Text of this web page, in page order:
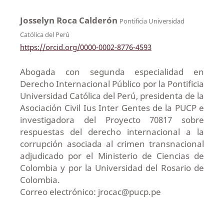
Josselyn Roca Calderón Pontificia Universidad
Católica del Perú
https://orcid.org/0000-0002-8776-4593
Abogada con segunda especialidad en
Derecho Internacional Público por la Pontificia
Universidad Católica del Perú, presidenta de la
Asociación Civil Ius Inter Gentes de la PUCP e
investigadora del Proyecto 70817 sobre
respuestas del derecho internacional a la
corrupción asociada al crimen transnacional
adjudicado por el Ministerio de Ciencias de
Colombia y por la Universidad del Rosario de
Colombia.
Correo electrónico: jrocac@pucp.pe